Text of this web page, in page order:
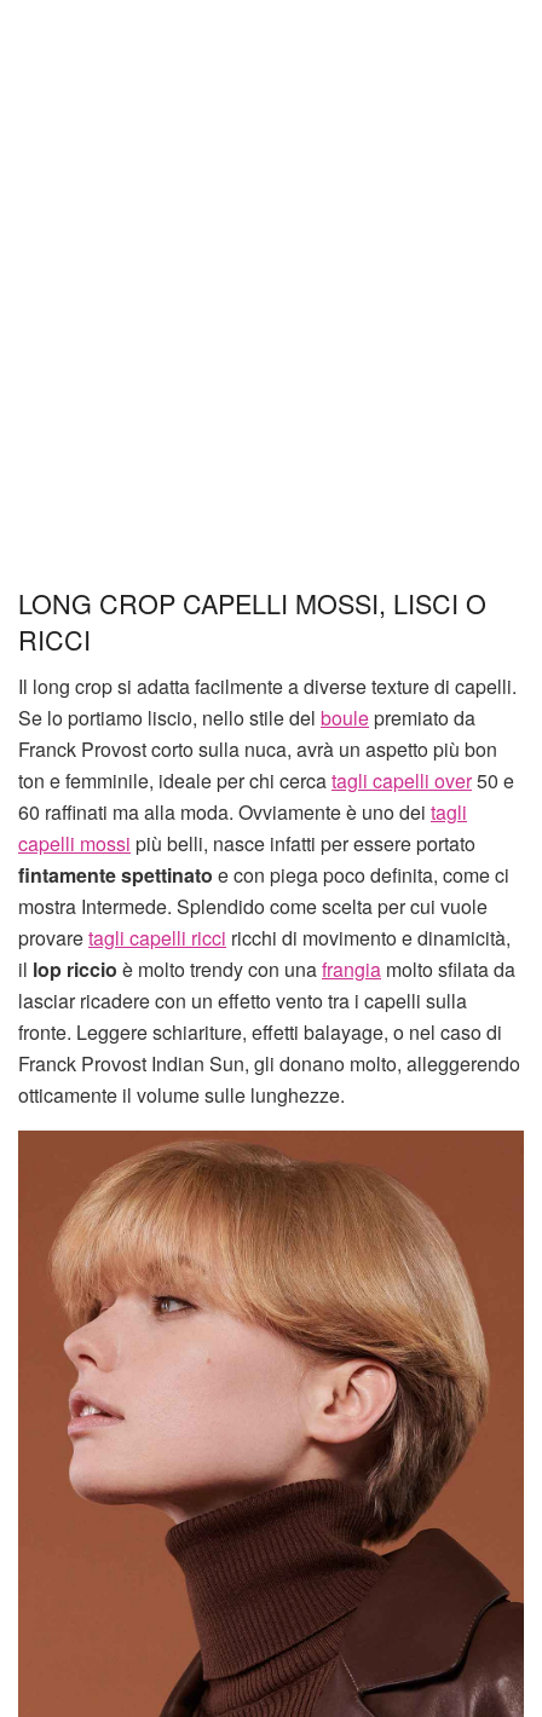
LONG CROP CAPELLI MOSSI, LISCI O
RICCI
Il long crop si adatta facilmente a diverse texture di capelli.
Se lo portiamo liscio, nello stile del boulepremiato da
Franck Provost corto sulla nuca, avrà un aspetto più bon
ton e femminile, ideale per chi cercatagli capelli over50 e
60 raffinati ma alla moda. Ovviamente è uno dei tagli
capelli mossi più belli, nasce infatti per essere portato
fintamente spettinato e con piega poco definita, come ci
mostra Intermede. Splendido come scelta per cui vuole
provaretagli capelli ricci ricchi di movimento e dinamicità,
il lop riccio è molto trendy con unafrangia molto sfilata da
lasciar ricadere con un effetto vento tra i capelli sulla
fronte. Leggere schiariture, effetti balayage, o nel caso di
Franck Provost Indian Sun, gli donano molto, alleggerendo
otticamente il volume sulle lunghezze.